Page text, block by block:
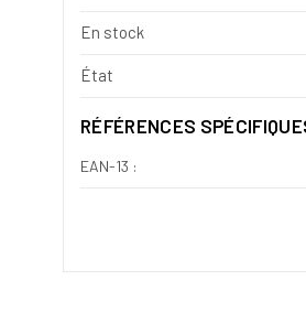
En stock
État
RÉFÉRENCES
EAN-13 :